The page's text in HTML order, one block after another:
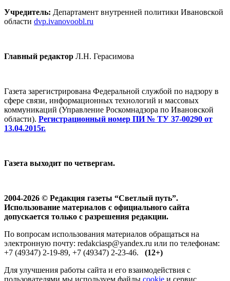
Учредитель: Департамент внутренней политики Ивановской
области dvp.ivanovoobl.ru
Главный редактор Л.Н. Герасимова
Газета зарегистрирована Федеральной службой по надзору в
сфере связи, информационных технологий и массовых
коммуникаций (Управление Роскомнадзора по Ивановской
области). Регистрационный номер ПИ № ТУ 37-00290 от
13.04.2015г.
Газета выходит по четвергам.
2004-2026 © Редакция газеты “Светлый путь”.
Использование материалов с официального сайта
допускается только с разрешения редакции.
По вопросам использования материалов обращаться на
электронную почту: redakciasp@yandex.ru или по телефонам:
+7 (49347) 2-19-89, +7 (49347) 2-23-46. (12+)
Для улучшения работы сайта и его взаимодействия с